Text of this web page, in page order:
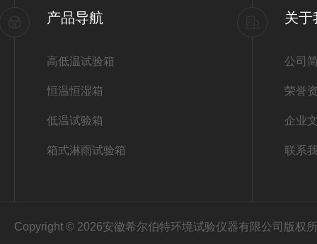
产品导航
高低温试验箱
恒温恒湿箱
低温试验箱
箱式淋雨试验箱
关于
公司
荣誉
企业
联系
Copyright © 2026安徽希尔伯特环境试验仪器有限公司版